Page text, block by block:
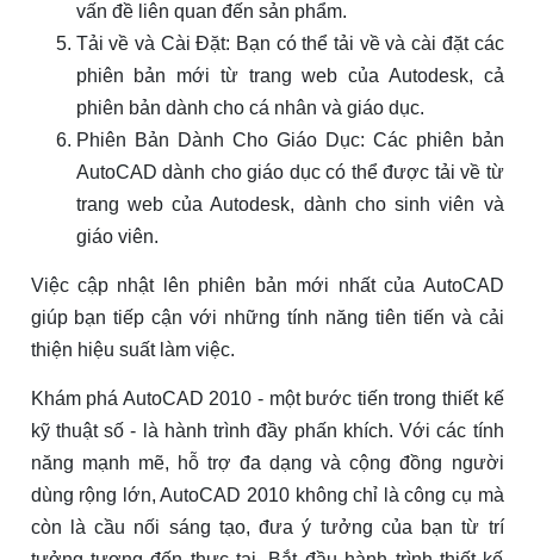
vấn đề liên quan đến sản phẩm.
Tải về và Cài Đặt: Bạn có thể tải về và cài đặt các
phiên bản mới từ trang web của Autodesk, cả
phiên bản dành cho cá nhân và giáo dục.
Phiên Bản Dành Cho Giáo Dục: Các phiên bản
AutoCAD dành cho giáo dục có thể được tải về từ
trang web của Autodesk, dành cho sinh viên và
giáo viên.
Việc cập nhật lên phiên bản mới nhất của AutoCAD
giúp bạn tiếp cận với những tính năng tiên tiến và cải
thiện hiệu suất làm việc.
Khám phá AutoCAD 2010 - một bước tiến trong thiết kế
kỹ thuật số - là hành trình đầy phấn khích. Với các tính
năng mạnh mẽ, hỗ trợ đa dạng và cộng đồng người
dùng rộng lớn, AutoCAD 2010 không chỉ là công cụ mà
còn là cầu nối sáng tạo, đưa ý tưởng của bạn từ trí